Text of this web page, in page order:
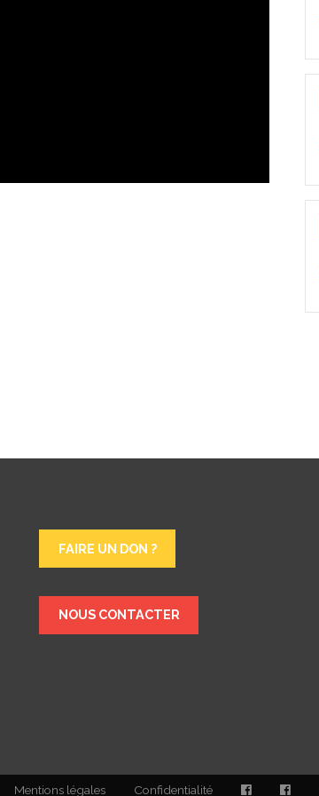
FAIRE UN DON ?
NOUS CONTACTER
Mentions légales Confidentialité